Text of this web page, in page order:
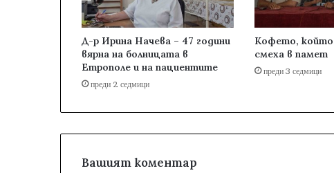
Д-р Ирина Начева – 47 години
вярна на болницата в
Етрополе и на пациентите
преди 2 седмици
Кофето, който
смеха в памет
преди 3 седмици
Вашият коментар